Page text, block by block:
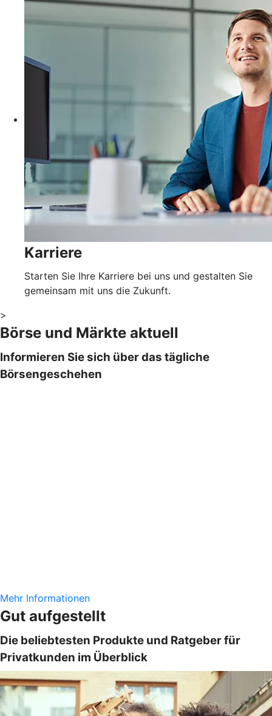
Karriere
Starten Sie Ihre Karriere bei uns und gestalten Sie
gemeinsam mit uns die Zukunft.
>
Börse und Märkte aktuell
Informieren Sie sich über das tägliche
Börsengeschehen
Mehr Informationen
Gut aufgestellt
Die beliebtesten Produkte und Ratgeber für
Privatkunden im Überblick